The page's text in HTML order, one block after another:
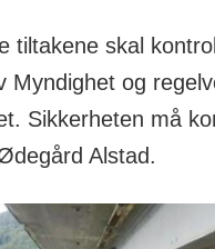
tiltakene skal
Myndighet og
Sikkerheten må
Alstad.